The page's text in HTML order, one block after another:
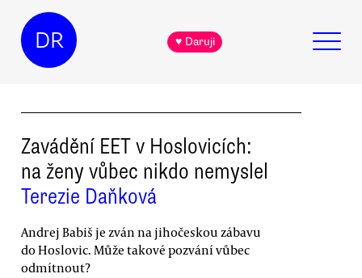
DR ♥ Daruji
Zavádění EET v Hoslovicích:
na ženy vůbec nikdo nemyslel
Terezie Daňková
Andrej Babiš je zván na jihočeskou zábavu
do Hoslovic. Může takové pozvání vůbec
odmítnout?